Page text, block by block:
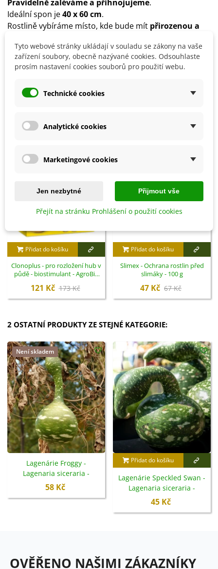
Pravidelně zaléváme a přihnojujeme.
Ideální spon je40 x 60 cm.
Rostlině vybíráme místo, kde bude mít přirozenou a
Na volné ploše roste poléhavě.
Přidat do košíku
Clonoplus - pro rozložení hub v
půdě - biostimulant - AgroBio
121 Kč 173 Kč
Přidat do košíku
Slimex - Ochrana rostlin před
slimáky - 100 g
47 Kč 67 Kč
2 OSTATNÍ PRODUKTY ZE STEJNÉ KATEGORIE:
Není skladem
Lagenárie Froggy -
Lagenaria siceraria -
semena - 6 ks
58 Kč
Přidat do košíku
Lagenárie Speckled Swan -
Lagenaria siceraria -
semena - 6 ks
45 Kč
OVĚŘENO NAŠIMI ZÁKAZNÍKY
Tyto webové stránky ukládají v souladu se zákony na vaše
zařízení soubory, obecně nazývané cookies. Odsouhlaste
prosím nastavení cookies souborů pro použití webu.
Technické cookies
Analytické cookies
Marketingové cookies
Jen nezbytné Přijmout vše
Přejít na stránku Prohlášení o použití cookies